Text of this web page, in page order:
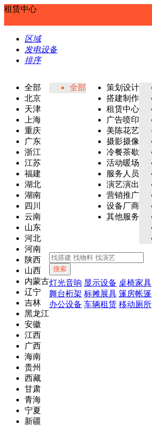
租赁中心
区域
发电设备
排序
全部
北京
天津
上海
重庆
广东
浙江
江苏
福建
湖北
湖南
四川
云南
山东
河北
河南
陕西
山西
内蒙古
辽宁
吉林
黑龙江
安徽
江西
广西
海南
贵州
西藏
甘肃
青海
宁夏
新疆
全部
策划设计
搭建制作
租赁中心
广告喷印
美陈花艺
摄影摄像
冷餐茶歇
活动暖场
服务人员
演艺演出
营销推广
设备厂商
其他服务
搜索
灯光音响 显示设备 桌椅家具
舞台桁架 标摊展具 篷房帐篷
办公设备 车辆租赁 移动厕所